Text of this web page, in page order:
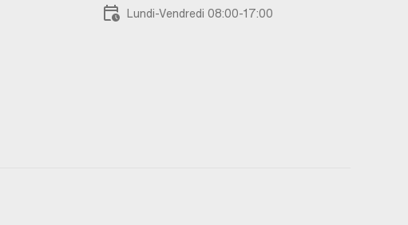
Lundi-Vendredi 08:00-17:00